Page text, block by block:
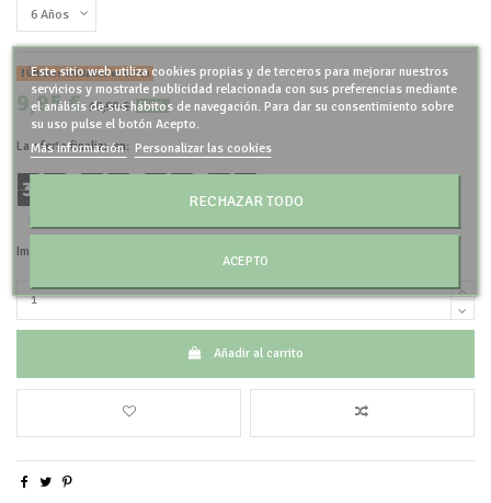
Últimas unidades en stock
9,95 €19,90 € -50%
La oferta finaliza en:
3
Impuestos incluidos
Añadir al carrito
Este sitio web utiliza cookies propias y de terceros para mejorar nuestros
servicios y mostrarle publicidad relacionada con sus preferencias mediante
el análisis de sus hábitos de navegación. Para dar su consentimiento sobre
su uso pulse el botón Acepto.
Más información
Personalizar las cookies
RECHAZAR TODO
ACEPTO